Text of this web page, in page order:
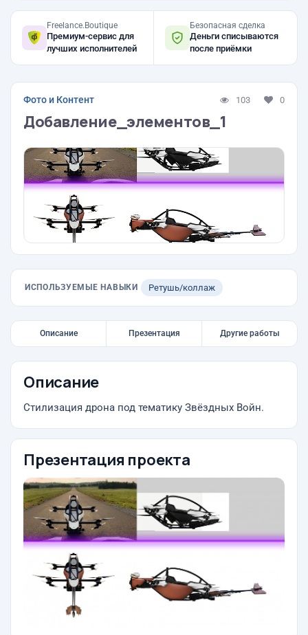
Freelance.Boutique
Премиум-сервис для
лучших исполнителей
Безопасная сделка
Деньги списываются
после приёмки
Фото и Контент 103 0
Добавление_элементов_1
ИСПОЛЬЗУЕМЫЕ НАВЫКИ Ретушь/коллаж
Описание Презентация Другие работы
Описание
Стилизация дрона под тематику Звёздных Войн.
Презентация проекта